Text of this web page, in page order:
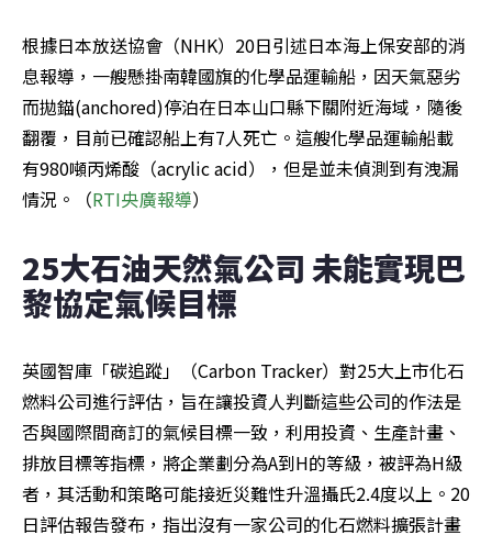
根據日本放送協會（NHK）20日引述日本海上保安部的消
息報導，一艘懸掛南韓國旗的化學品運輸船，因天氣惡劣
而拋錨(anchored)停泊在日本山口縣下關附近海域，隨後
翻覆，目前已確認船上有7人死亡。這艘化學品運輸船載
有980噸丙烯酸（acrylic acid），但是並未偵測到有洩漏
情況。（RTI央廣報導）
25大石油天然氣公司 未能實現巴
黎協定氣候目標
英國智庫「碳追蹤」（Carbon Tracker）對25大上市化石
燃料公司進行評估，旨在讓投資人判斷這些公司的作法是
否與國際間商訂的氣候目標一致，利用投資、生產計畫、
排放目標等指標，將企業劃分為A到H的等級，被評為H級
者，其活動和策略可能接近災難性升溫攝氏2.4度以上。20
日評估報告發布，指出沒有一家公司的化石燃料擴張計畫